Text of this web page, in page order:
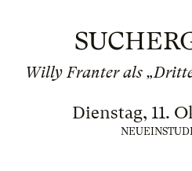
Willy Franter als
Dienstag, 11.